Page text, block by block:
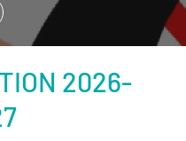
2026-